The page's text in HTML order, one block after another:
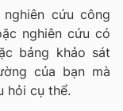
cứu công
nghiên cứu có
bảng khảo sát
của bạn mà
hỏi cụ thể.